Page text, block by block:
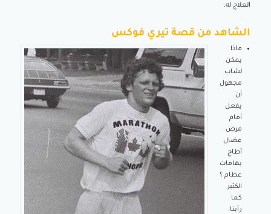
العلاج له.
الشاهد من قصة تيري فوكس
ماذا
يمكن
لشاب
مجهول
أن
يفعل
أمام
مرض
عضال
أطاح
بهامات
عظام ؟
الكثير
كما
رأينا.